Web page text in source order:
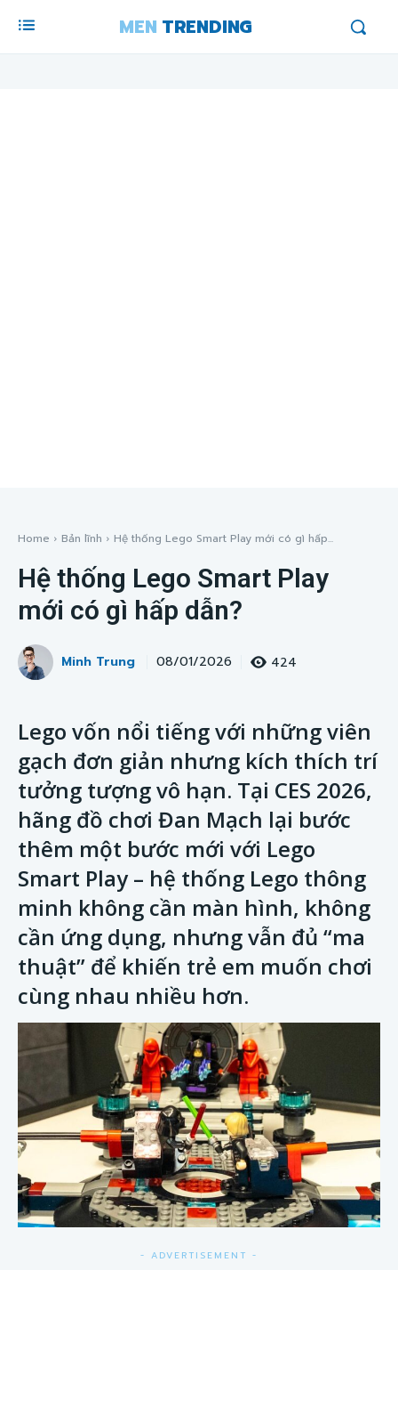
MEN TRENDING
Home Bản lĩnh Hệ thống Lego Smart Play mới có gì hấp...
Hệ thống Lego Smart Play
mới có gì hấp dẫn?
Minh Trung 08/01/2026 424
Lego vốn nổi tiếng với những viên
gạch đơn giản nhưng kích thích trí
tưởng tượng vô hạn. Tại CES 2026,
hãng đồ chơi Đan Mạch lại bước
thêm một bước mới với Lego
Smart Play – hệ thống Lego thông
minh không cần màn hình, không
cần ứng dụng, nhưng vẫn đủ “ma
thuật” để khiến trẻ em muốn chơi
cùng nhau nhiều hơn.
- ADVERTISEMENT -